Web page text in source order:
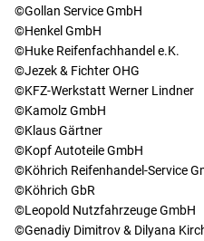
©Gollan Service GmbH
©Henkel GmbH
©Huke Reifenfachhandel e.K.
©Jezek & Fichter OHG
©KFZ-Werkstatt Werner Lindner
©Kamolz GmbH
©Klaus Gärtner
©Kopf Autoteile GmbH
©Köhrich Reifenhandel-Service
©Köhrich GbR
©Leopold Nutzfahrzeuge GmbH
©Genadiy Dimitrov & Dilyana